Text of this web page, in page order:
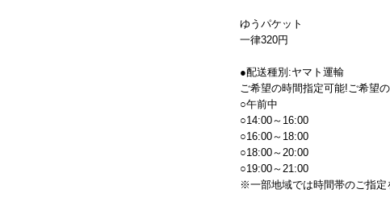
ゆうパケット
一律320円
●配送種別:ヤマト運輸
ご希望の時間指定可能!ご希望
○午前中
○14:00～16:00
○16:00～18:00
○18:00～20:00
○19:00～21:00
※一部地域では時間帯のご指定